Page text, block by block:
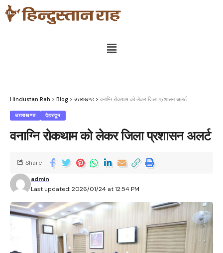
Hindustan Rah > Blog > उत्तराखण्ड > वनाग्नि रोकथाम को लेकर जिला प्रशासन अलर्ट
उत्तराखण्ड देहरादून
वनाग्नि रोकथाम को लेकर जिला प्रशासन अलर्ट
Last updated: 2026/01/24 at 12:54 PM
admin
Share